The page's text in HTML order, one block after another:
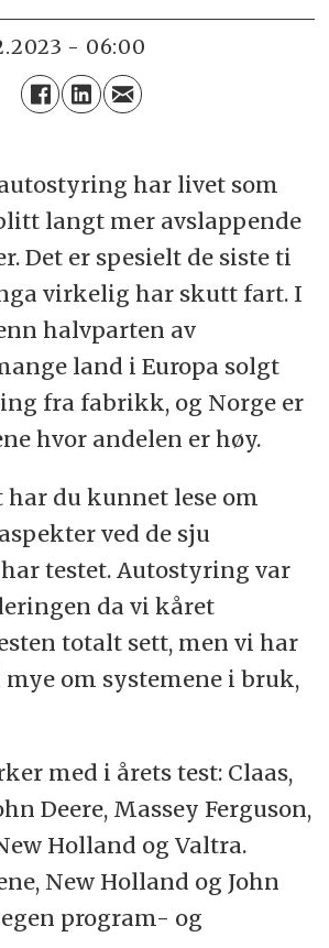
- 06:00
har livet som
langt mer avslappende
Det er spesielt de siste ti
virkelig har skutt fart. I
halvparten av
land i Europa solgt
fra fabrikk, og Norge er
hvor andelen er høy.
har du kunnet lese om
ved de sju
testet. Autostyring var
da vi kåret
totalt sett, men vi har
om systemene i bruk,
med i årets test: Claas,
Deere, Massey Ferguson,
Holland og Valtra.
New Holland og John
program- og